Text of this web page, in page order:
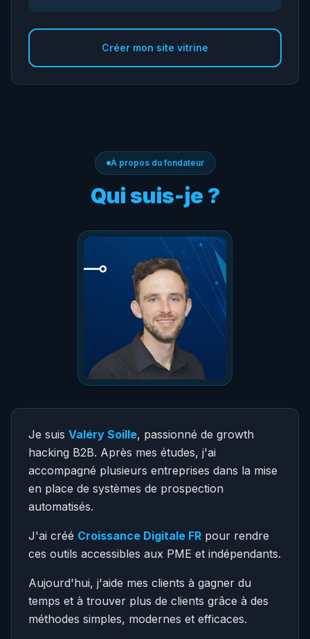
Créer mon site vitrine
À propos du fondateur
Qui suis-je ?
Je suis Valéry Soille, passionné de growth
hacking B2B. Après mes études, j'ai
accompagné plusieurs entreprises dans la mise
en place de systèmes de prospection
automatisés.
J'ai créé Croissance Digitale FR pour rendre
ces outils accessibles aux PME et indépendants.
Aujourd'hui, j'aide mes clients à gagner du
temps et à trouver plus de clients grâce à des
méthodes simples, modernes et efficaces.